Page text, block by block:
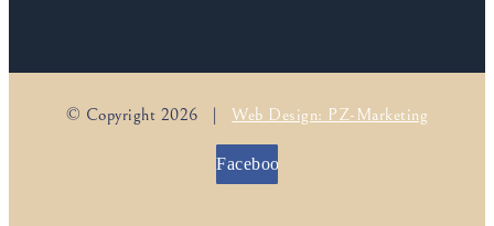
© Copyright 2026 | Web Design: PZ-Marketing
Facebook